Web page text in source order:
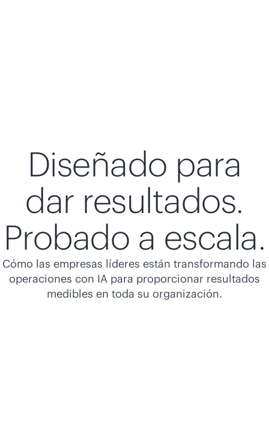
Diseñado para
dar resultados.
Probado a escala.
Cómo las empresas líderes están transformando las
operaciones con IA para proporcionar resultados
medibles en toda su organización.